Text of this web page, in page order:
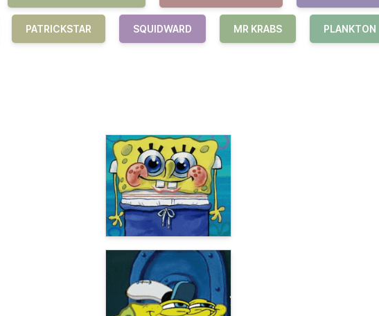
PATRICKSTAR SQUIDWARD MR KRABS PLANKTON